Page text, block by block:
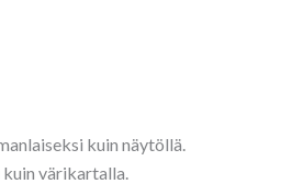
kuin näytöllä.
värikartalla.